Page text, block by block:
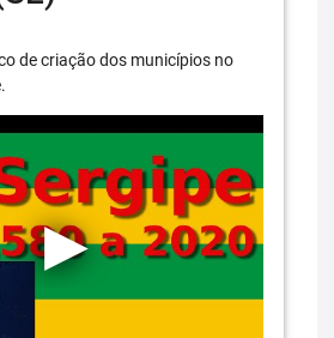
de criação dos municípios no